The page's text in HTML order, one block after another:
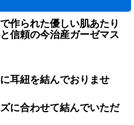
作られた優しい肌あたり
信頼の今治産ガーゼマス
耳紐を結んでおりませ
に合わせて結んでいただ